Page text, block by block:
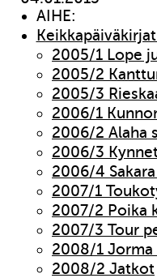
AIHE:
2005/1 Lope
2005/2
2005/3
2006/1
2006/2 Alaha
2006/3
2006/4
2007/1
2007/2 Poika
2007/3 Tour
2008/1 Jorma
2008/2 Jatkot